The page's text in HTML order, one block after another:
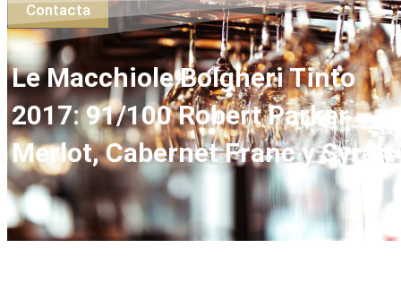
Contacta
Le Macchiole Bolgheri Tinto
2017: 91/100 Robert Parker –
Merlot, Cabernet Franc y Syrah